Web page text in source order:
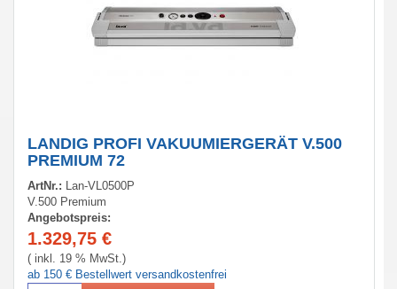
LANDIG PROFI VAKUUMIERGERÄT V.500
PREMIUM 72
ArtNr.:
Lan-VL0500P
V.500 Premium
Angebotspreis:
1.329,75 €
( inkl. 19 % MwSt.)
ab 150 € Bestellwert versandkostenfrei